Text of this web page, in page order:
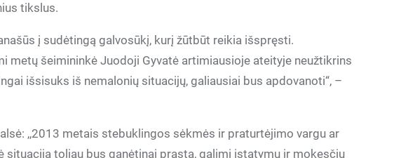
tikslus.
į sudėtingą galvosūkį, kurį žūtbūt reikia išspręsti.
metų šeimininkė Juodoji Gyvatė artimiausioje ateityje neužtikrins
išsisuks iš nemalonių situacijų, galiausiai bus apdovanoti“, –
,,2013 metais stebuklingos sėkmės ir praturtėjimo vargu ar
situacija toliau bus ganėtinai prasta, galimi įstatymų ir mokesčių